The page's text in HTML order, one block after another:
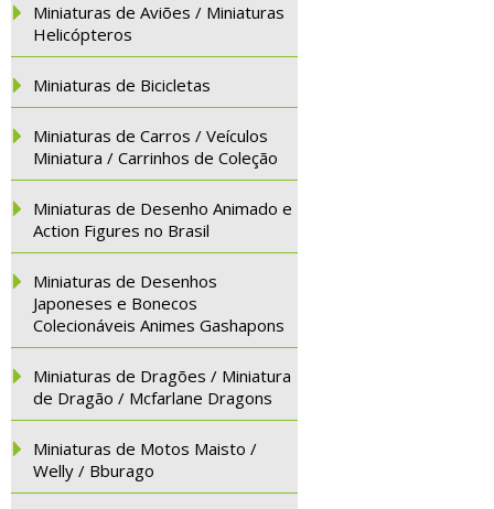
Miniaturas de Aviões / Miniaturas
Helicópteros
Miniaturas de Bicicletas
Miniaturas de Carros / Veículos
Miniatura / Carrinhos de Coleção
Miniaturas de Desenho Animado e
Action Figures no Brasil
Miniaturas de Desenhos
Japoneses e Bonecos
Colecionáveis Animes Gashapons
Miniaturas de Dragões / Miniatura
de Dragão / Mcfarlane Dragons
Miniaturas de Motos Maisto /
Welly / Bburago